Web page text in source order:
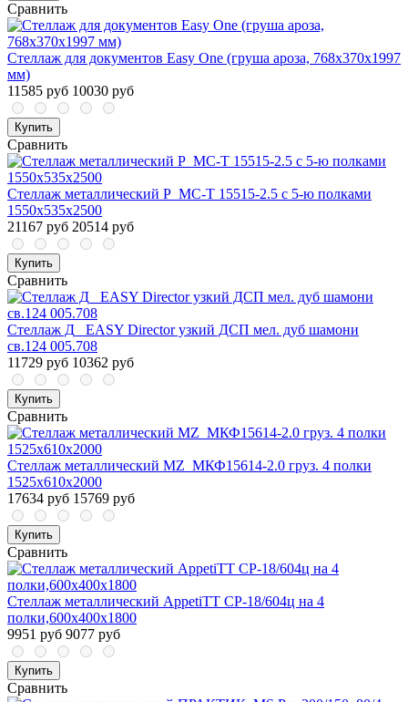
Сравнить
Стеллаж для документов Easy One (груша ароза, 768x370x1997
мм)
11585 руб 10030 руб
Купить
Сравнить
Стеллаж металлический P_МС-Т 15515-2.5 с 5-ю полками
1550х535х2500
21167 руб 20514 руб
Купить
Сравнить
Стеллаж Д_ EASY Director узкий ДСП мел. дуб шамони
св.124 005.708
11729 руб 10362 руб
Купить
Сравнить
Стеллаж металлический MZ_МКФ15614-2.0 груз. 4 полки
1525х610х2000
17634 руб 15769 руб
Купить
Сравнить
Стеллаж металлический AppetiTT СР-18/604ц на 4
полки,600х400х1800
9951 руб 9077 руб
Купить
Сравнить